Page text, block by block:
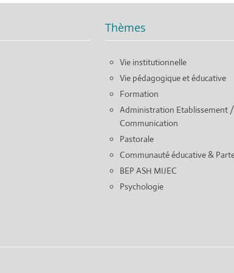
Thèmes
Vie institutionnelle
Vie pédagogique et éducative
Formation
Administration Etablissement /
Communication
Pastorale
Communauté éducative &
BEP ASH MIJEC
Psychologie